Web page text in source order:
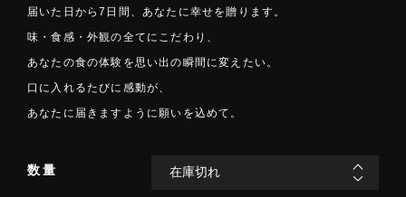
届いた日から7日間、あなたに幸せを贈ります。
味・食感・外観の全てにこだわり、
あなたの食の体験を思い出の瞬間に変えたい。
口に入れるたびに感動が、
あなたに届きますように願いを込めて。
数量